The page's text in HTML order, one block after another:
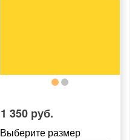
1 350 руб.
Выберите размер